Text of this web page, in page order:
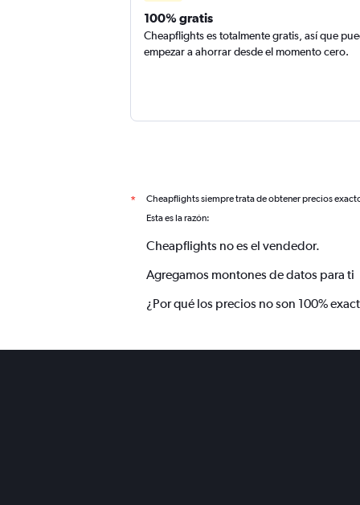
100% gratis
Cheapflights es totalmente gratis, así que
empezar a ahorrar desde el momento cero.
* Cheapflights siempre trata de obtener precios
Esta es la razón:
Cheapflights no es el vendedor.
Agregamos montones de datos para ti
¿Por qué los precios no son 100%